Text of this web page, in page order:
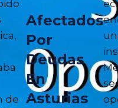
de
Afectados
Por
Deudas
En
Asturias